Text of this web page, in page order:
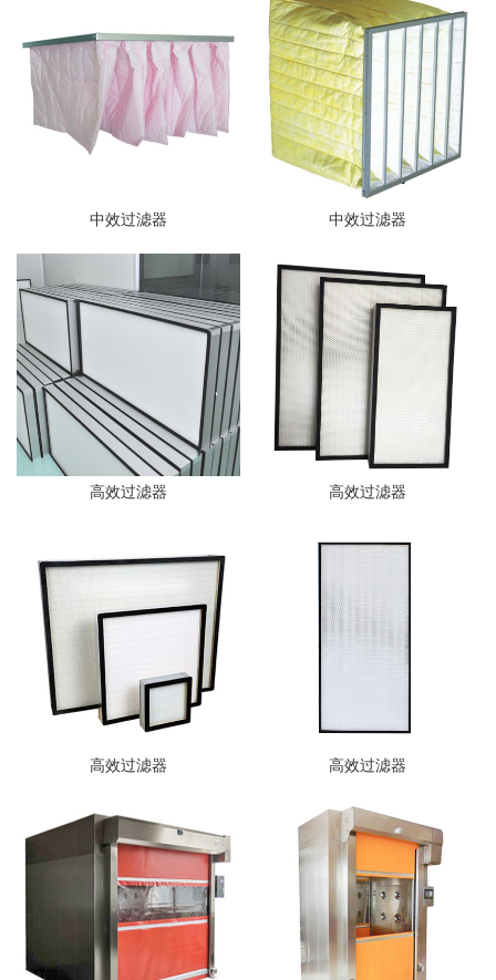
中效过滤器 中效过滤器
高效过滤器 高效过滤器
高效过滤器 高效过滤器